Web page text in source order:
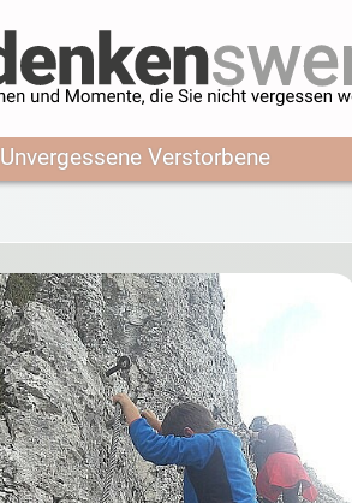
Unvergessene Verstorbene